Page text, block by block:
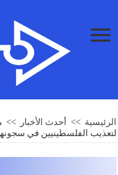
الرئيسية >> أحدث الأخبار >>
لتعذيب الفلسطينيين في